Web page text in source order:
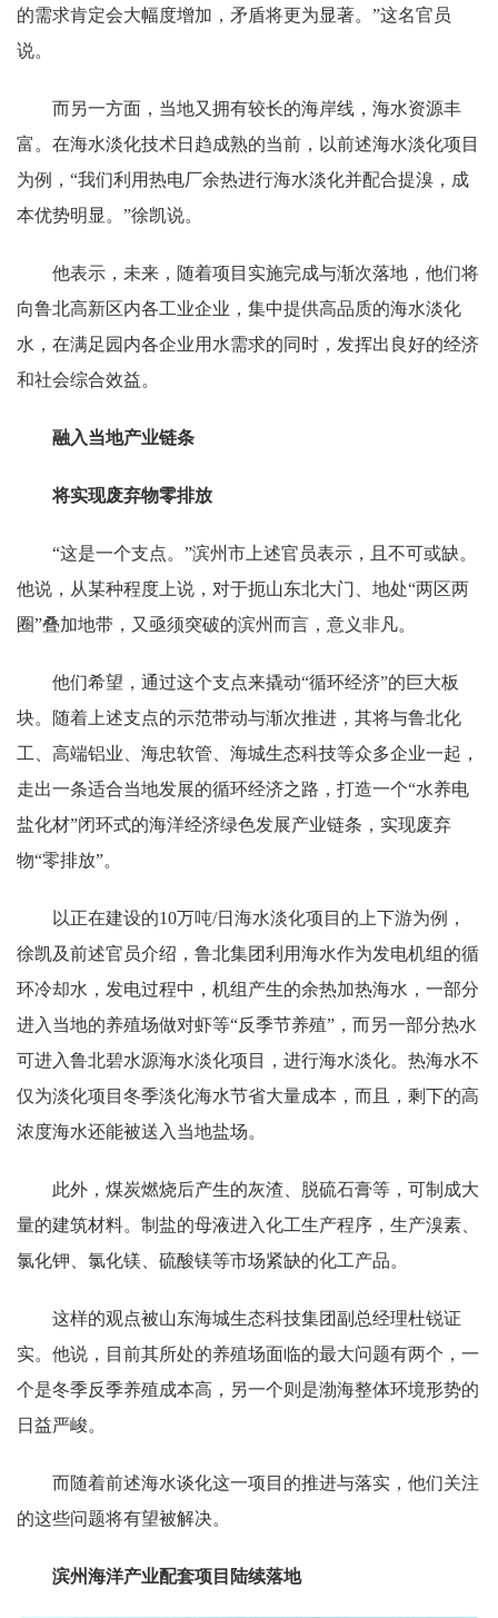
的需求肯定会大幅度增加，矛盾将更为显著。”这名官员
说。
而另一方面，当地又拥有较长的海岸线，海水资源丰
富。在海水淡化技术日趋成熟的当前，以前述海水淡化项目
为例，“我们利用热电厂余热进行海水淡化并配合提溴，成
本优势明显。”徐凯说。
他表示，未来，随着项目实施完成与渐次落地，他们将
向鲁北高新区内各工业企业，集中提供高品质的海水淡化
水，在满足园内各企业用水需求的同时，发挥出良好的经济
和社会综合效益。
融入当地产业链条
将实现废弃物零排放
“这是一个支点。”滨州市上述官员表示，且不可或缺。
他说，从某种程度上说，对于扼山东北大门、地处“两区两
圈”叠加地带，又亟须突破的滨州而言，意义非凡。
他们希望，通过这个支点来撬动“循环经济”的巨大板
块。随着上述支点的示范带动与渐次推进，其将与鲁北化
工、高端铝业、海忠软管、海城生态科技等众多企业一起，
走出一条适合当地发展的循环经济之路，打造一个“水养电
盐化材”闭环式的海洋经济绿色发展产业链条，实现废弃
物“零排放”。
以正在建设的10万吨/日海水淡化项目的上下游为例，
徐凯及前述官员介绍，鲁北集团利用海水作为发电机组的循
环冷却水，发电过程中，机组产生的余热加热海水，一部分
进入当地的养殖场做对虾等“反季节养殖”，而另一部分热水
可进入鲁北碧水源海水淡化项目，进行海水淡化。热海水不
仅为淡化项目冬季淡化海水节省大量成本，而且，剩下的高
浓度海水还能被送入当地盐场。
此外，煤炭燃烧后产生的灰渣、脱硫石膏等，可制成大
量的建筑材料。制盐的母液进入化工生产程序，生产溴素、
氯化钾、氯化镁、硫酸镁等市场紧缺的化工产品。
这样的观点被山东海城生态科技集团副总经理杜锐证
实。他说，目前其所处的养殖场面临的最大问题有两个，一
个是冬季反季养殖成本高，另一个则是渤海整体环境形势的
日益严峻。
而随着前述海水谈化这一项目的推进与落实，他们关注
的这些问题将有望被解决。
滨州海洋产业配套项目陆续落地